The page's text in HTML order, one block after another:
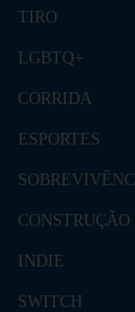
TIRO
LGBTQ+
CORRIDA
ESPORTES
CONSTRUÇÃO
INDIE
SWITCH